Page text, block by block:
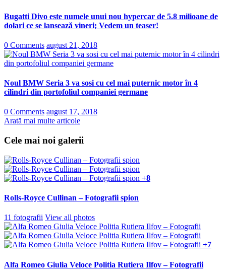
Bugatti Divo este numele unui nou hypercar de 5.8 milioane de
dolari ce se lansează vineri; Vedem un teaser!
0 Comments august 21, 2018
Noul BMW Seria 3 va sosi cu cel mai puternic motor în 4
cilindri din portofoliul companiei germane
0 Comments august 17, 2018
Arată mai multe articole
Cele mai noi galerii
+8
Rolls-Royce Cullinan – Fotografii spion
11 fotografii View all photos
+7
Alfa Romeo Giulia Veloce Politia Rutiera Ilfov – Fotografii